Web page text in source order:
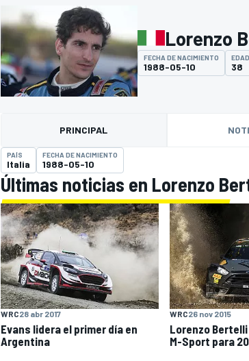
INDYCAR
MOTOGP
Lorenzo
FECHA DE NACIMIENTO
1988-05-10
EDAD
38
PRINCIPAL
PAÍS
Italia
FECHA DE NACIMIENTO
1988-05-10
Últimas noticias en Lorenzo
WRC28 abr 2017
Evans lidera el primer día en
Argentina
WRC26 nov 2015
Lorenzo
M-Sport para